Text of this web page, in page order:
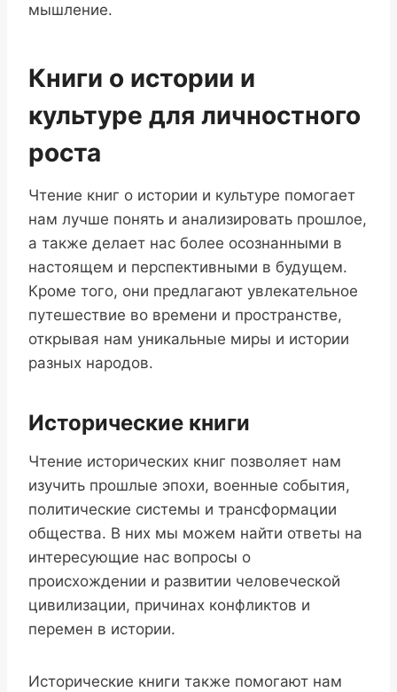
мышление.
Книги о истории и
культуре для личностного
роста
Чтение книг о истории и культуре помогает
нам лучше понять и анализировать прошлое,
а также делает нас более осознанными в
настоящем и перспективными в будущем.
Кроме того, они предлагают увлекательное
путешествие во времени и пространстве,
открывая нам уникальные миры и истории
разных народов.
Исторические книги
Чтение исторических книг позволяет нам
изучить прошлые эпохи, военные события,
политические системы и трансформации
общества. В них мы можем найти ответы на
интересующие нас вопросы о
происхождении и развитии человеческой
цивилизации, причинах конфликтов и
перемен в истории.
Исторические книги также помогают нам